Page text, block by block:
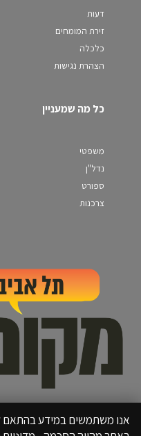
דעות
זירת המומחים
כלכלה
הצהרת נגישות
כל מה שמעניין
משפטי
נדל"ן
ספורט
צרכנות
אנו משתמשים במידע בהתאם